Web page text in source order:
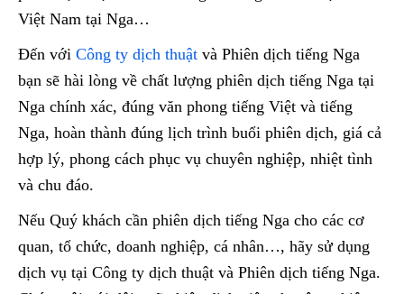
Việt Nam tại Nga…
Đến với Công ty dịch thuật và Phiên dịch tiếng Nga
bạn sẽ hài lòng về chất lượng phiên dịch tiếng Nga tại
Nga chính xác, đúng văn phong tiếng Việt và tiếng
Nga, hoàn thành đúng lịch trình buổi phiên dịch, giá cả
hợp lý, phong cách phục vụ chuyên nghiệp, nhiệt tình
và chu đáo.
Nếu Quý khách cần phiên dịch tiếng Nga cho các cơ
quan, tổ chức, doanh nghiệp, cá nhân…, hãy sử dụng
dịch vụ tại Công ty dịch thuật và Phiên dịch tiếng Nga.